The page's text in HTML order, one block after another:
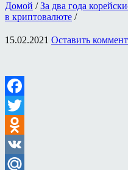
Домой / За два года
в криптовалюте /
15.02.2021 Оставить
Facebook
Twitter
Odnoklassniki
VK